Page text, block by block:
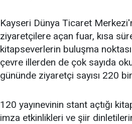
Kayseri Dünya Ticaret
ziyaretçilere açan fuar, kısa
kitapseverlerin buluşma
çevre illerden de çok sayıda
gününde ziyaretçi sayısı 220
120 yayınevinin stant açtığı
imza etkinlikleri ve şiir